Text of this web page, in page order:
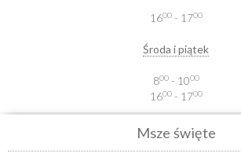
1600- 1700
Środa i piątek
800- 1000
1600- 1700
Msze święte